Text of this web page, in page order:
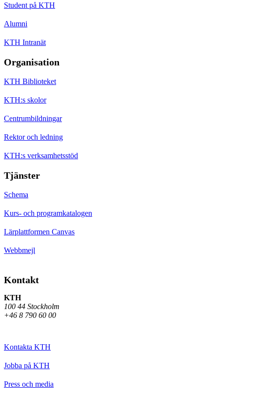
Student på KTH
Alumni
KTH Intranät
Organisation
KTH Biblioteket
KTH:s skolor
Centrumbildningar
Rektor och ledning
KTH:s verksamhetsstöd
Tjänster
Schema
Kurs- och programkatalogen
Lärplattformen Canvas
Webbmejl
Kontakt
KTH
100 44 Stockholm
+46 8 790 60 00
Kontakta KTH
Jobba på KTH
Press och media